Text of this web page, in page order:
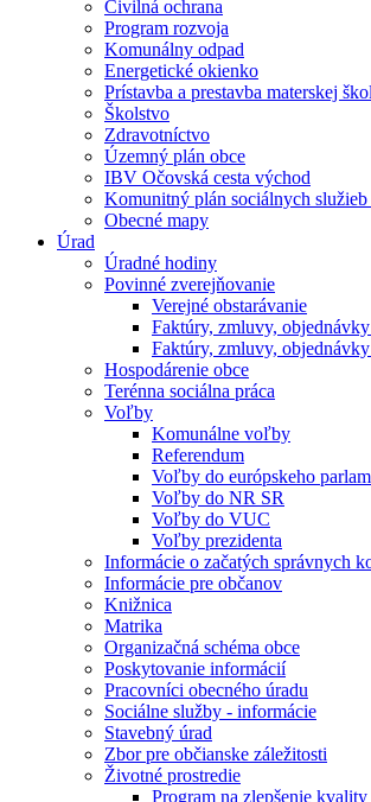
Civilná ochrana
Program rozvoja
Komunálny odpad
Energetické okienko
Prístavba a prestavba materskej
Školstvo
Zdravotníctvo
Územný plán obce
IBV Očovská cesta východ
Komunitný plán sociálnych služieb
Obecné mapy
Úrad
Úradné hodiny
Povinné zverejňovanie
Verejné obstarávanie
Faktúry, zmluvy,
Faktúry, zmluvy,
Hospodárenie obce
Terénna sociálna práca
Voľby
Komunálne voľby
Referendum
Voľby do európskeho
Voľby do NR SR
Voľby do VUC
Voľby prezidenta
Informácie o začatých správnych
Informácie pre občanov
Knižnica
Matrika
Organizačná schéma obce
Poskytovanie informácií
Pracovníci obecného úradu
Sociálne služby - informácie
Stavebný úrad
Zbor pre občianske záležitosti
Životné prostredie
Program na zlepšenie